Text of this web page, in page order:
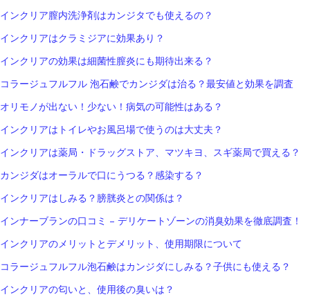
インクリア膣内洗浄剤はカンジタでも使えるの？
インクリアはクラミジアに効果あり？
インクリアの効果は細菌性膣炎にも期待出来る？
コラージュフルフル 泡石鹸でカンジダは治る？最安値と効果を調査
オリモノが出ない！少ない！病気の可能性はある？
インクリアはトイレやお風呂場で使うのは大丈夫？
インクリアは薬局・ドラッグストア、マツキヨ、スギ薬局で買える？
カンジダはオーラルで口にうつる？感染する？
インクリアはしみる？膀胱炎との関係は？
インナーブランの口コミ – デリケートゾーンの消臭効果を徹底調査！
インクリアのメリットとデメリット、使用期限について
コラージュフルフル泡石鹸はカンジダにしみる？子供にも使える？
インクリアの匂いと、使用後の臭いは？